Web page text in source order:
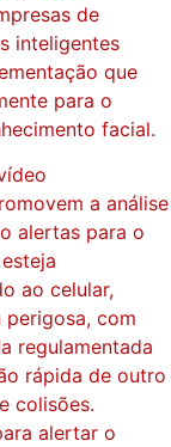
de
inteligentes
que
para o
facial.
a análise
alertas para o
ao celular,
com
regulamentada
rápida de outro
colisões.
alertar o